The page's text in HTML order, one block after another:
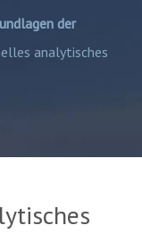
der
analytisches